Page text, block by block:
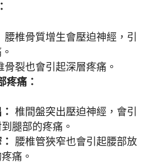
腰椎骨質增生會壓迫神經，引
骨裂也會引起深層疼痛。
疼痛：
椎間盤突出壓迫神經，會引
腿部的疼痛。
腰椎管狹窄也會引起腰部放
痛。